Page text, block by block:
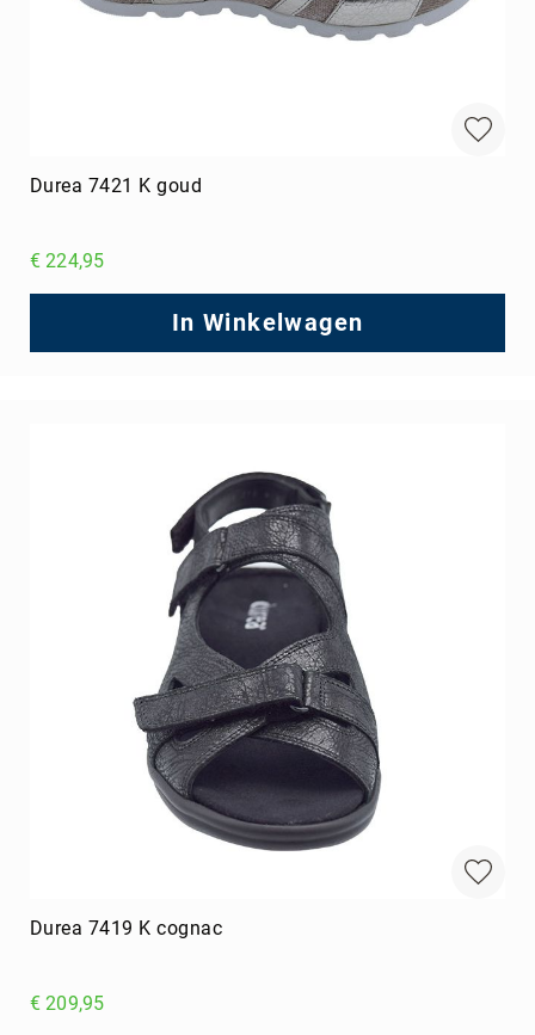
Durea 7421 K goud
€ 224,95
In Winkelwagen
Durea 7419 K cognac
€ 209,95